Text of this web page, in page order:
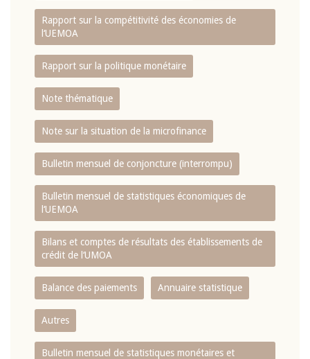
Rapport sur la compétitivité des économies de
l‘UEMOA
Rapport sur la politique monétaire
Note thématique
Note sur la situation de la microfinance
Bulletin mensuel de conjoncture (interrompu)
Bulletin mensuel de statistiques économiques de
l‘UEMOA
Bilans et comptes de résultats des établissements de
crédit de l‘UMOA
Balance des paiements Annuaire statistique
Autres
Bulletin mensuel de statistiques monétaires et